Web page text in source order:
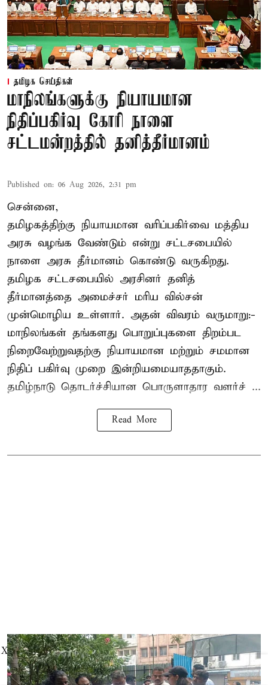
தமிழக செய்திகள்
மாநிலங்களுக்கு நியாயமான
நிதிப்பகிர்வு கோரி நாளை
சட்டமன்றத்தில் தனித்தீர்மானம்
Published on: 06 Aug 2026, 2:31 pm
சென்னை,
தமிழகத்திற்கு நியாயமான வரிப்பகிர்வை மத்திய
அரசு வழங்க வேண்டும் என்று சட்டசபையில்
நாளை அரசு தீர்மானம் கொண்டு வருகிறது.
தமிழக சட்டசபையில் அரசினர் தனித்
தீர்மானத்தை அமைச்சர் மரிய வில்சன்
முன்மொழிய உள்ளார். அதன் விவரம் வருமாறு:-
மாநிலங்கள் தங்களது பொறுப்புகளை திறம்பட
நிறைவேற்றுவதற்கு நியாயமான மற்றும் சமமான
நிதிப் பகிர்வு முறை இன்றியமையாததாகும்.
தமிழ்நாடு தொடர்ச்சியான பொருளாதார வளர்ச் ...
Read More
X